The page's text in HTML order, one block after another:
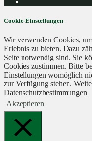
Cookie-Einstellungen
Wir verwenden Cookies,
Erlebnis zu bieten. Dazu
Seite notwendig sind. Sie
Cookies zustimmen. Bitte
Einstellungen womöglich
zur Verfügung stehen.
Datenschutzbestimmungen
Akzeptieren